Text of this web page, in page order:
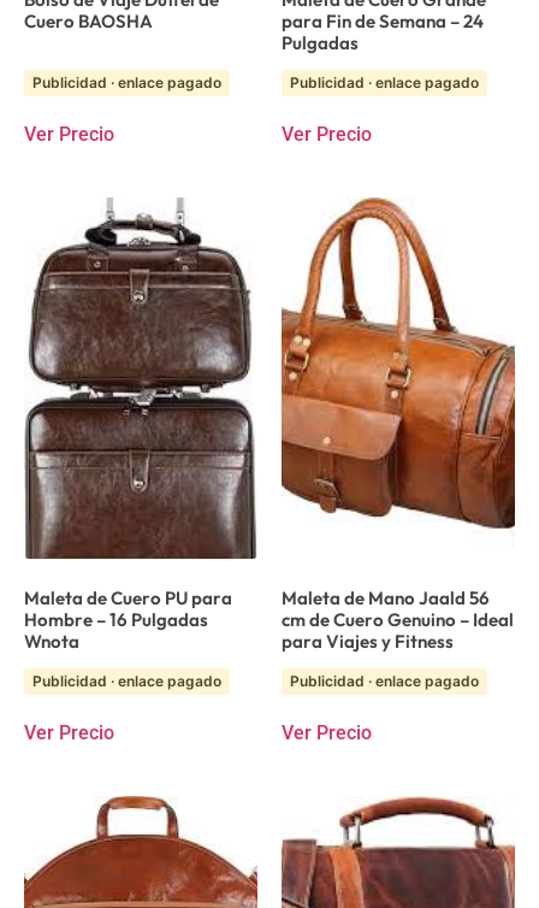
Cuero BAOSHA
Publicidad · enlace pagado
Ver Precio
para Fin de Semana – 24
Pulgadas
Publicidad · enlace pagado
Ver Precio
Maleta de Cuero PU para
Hombre – 16 Pulgadas
Wnota
Publicidad · enlace pagado
Ver Precio
Maleta de Mano Jaald 56
cm de Cuero Genuino – Ideal
para Viajes y Fitness
Publicidad · enlace pagado
Ver Precio